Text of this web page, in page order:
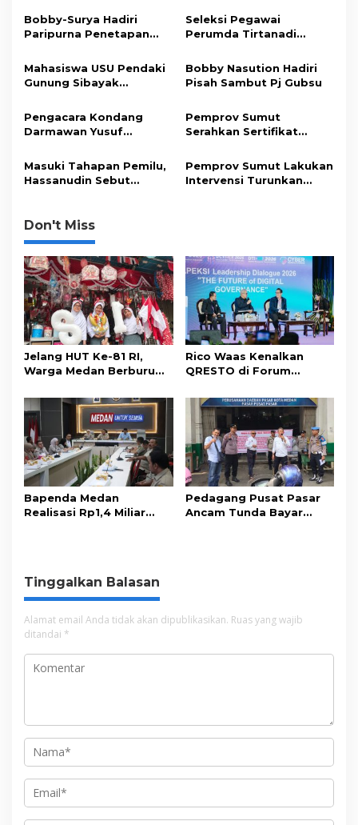
a
s
i
p
o
s
Bobby-Surya Hadiri
Paripurna Penetapan
Seleksi Pegawai
Perumda Tirtanadi
Mahasiswa USU Pendaki
Gunung Sibayak
ke Jurang
Bobby Nasution Hadiri
Pisah Sambut Pj Gubsu
Pengacara Kondang
Darmawan Yusuf
Doktor Dari USU Dengan
Predikat Cumlaude
Pemprov Sumut
Serahkan Sertifikat
Masyarakat
Masuki Tahapan Pemilu,
Hassanudin Sebut
Pemprov Sumut Lakukan
Intervensi Turunkan
Don't Miss
Jelang HUT Ke-81 RI,
Warga Medan Berburu
di Toko Acai
Rico Waas Kenalkan
QRESTO di Forum
Dialogue 2026
Bapenda Medan
Realisasi Rp1,4 Miliar
Pedagang Pusat Pasar
Ancam Tunda Bayar
Tinggalkan Balasan
Alamat email Anda tidak akan dipublikasikan. Ruas yang wajib
ditandai *